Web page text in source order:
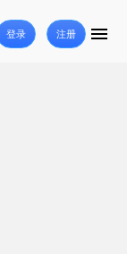
登录 注册